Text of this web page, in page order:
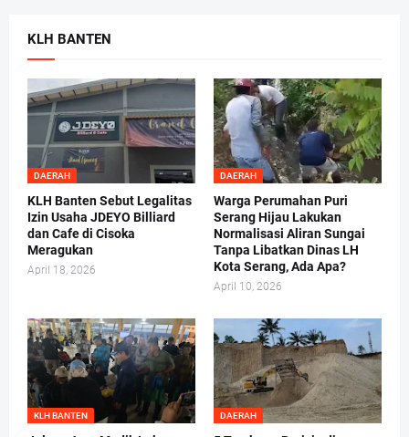
KLH BANTEN
DAERAH
KLH Banten Sebut Legalitas
Izin Usaha JDEYO Billiard
dan Cafe di Cisoka
Meragukan
April 18, 2026
DAERAH
Warga Perumahan Puri
Serang Hijau Lakukan
Normalisasi Aliran Sungai
Tanpa Libatkan Dinas LH
Kota Serang, Ada Apa?
April 10, 2026
KLH BANTEN DAERAH